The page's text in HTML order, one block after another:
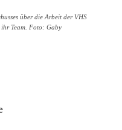
über die Arbeit der VHS
Team. Foto: Gaby